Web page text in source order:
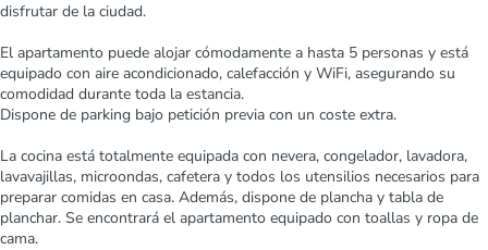
disfrutar de la ciudad.
El apartamento puede alojar cómodamente a hasta 5 personas y está
equipado con aire acondicionado, calefacción y WiFi, asegurando su
comodidad durante toda la estancia.
Dispone de parking bajo petición previa con un coste extra.
La cocina está totalmente equipada con nevera, congelador, lavadora,
lavavajillas, microondas, cafetera y todos los utensilios necesarios para
preparar comidas en casa. Además, dispone de plancha y tabla de
planchar. Se encontrará el apartamento equipado con toallas y ropa de
cama.